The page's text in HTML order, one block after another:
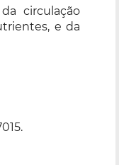
circulação
e da